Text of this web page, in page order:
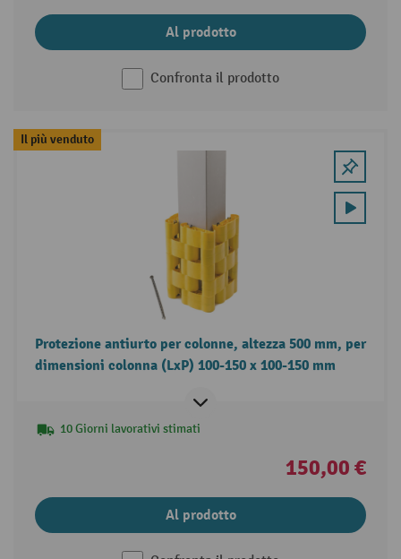
Al prodotto
Confronta il prodotto
Il più venduto
Protezione antiurto per colonne, altezza 500 mm, per
dimensioni colonna (LxP) 100-150 x 100-150 mm
10 Giorni lavorativi stimati
150,00 €
Al prodotto